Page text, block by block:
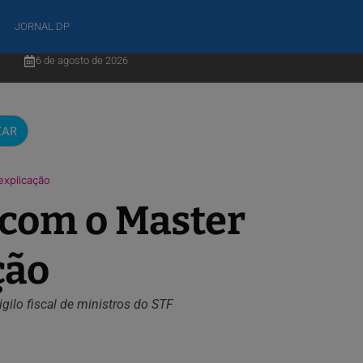
JORNAL DP
6 de agosto de 2026
o Master
fiscal de ministros do STF